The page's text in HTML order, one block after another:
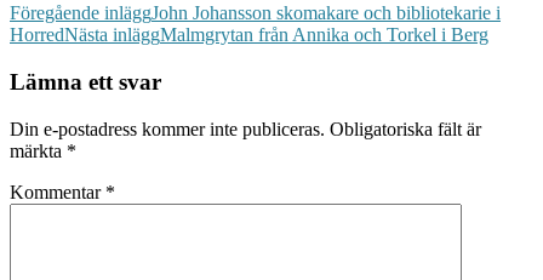
Inläggsnavigering
Föregående inläggJohn Johansson skomakare och bibliotekarie i
HorredNästa inläggMalmgrytan från Annika och Torkel i Berg
Lämna ett svar
Din e-postadress kommer inte publiceras. Obligatoriska fält är
märkta *
Kommentar *